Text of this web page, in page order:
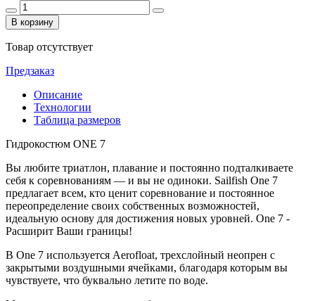
В корзину
Товар отсутствует
Предзаказ
Описание
Технологии
Таблица размеров
Гидрокостюм ONE 7
Вы любите триатлон, плавание и постоянно подталкиваете
себя к соревнованиям — и вы не одиноки. Sailfish One 7
предлагает всем, кто ценит соревнование и постоянное
переопределение своих собственных возможностей,
идеальную основу для достижения новых уровней. One 7 -
Расширит Ваши границы!
В One 7 используется Aerofloat, трехслойный неопрен с
закрытыми воздушными ячейками, благодаря которым вы
чувствуете, что буквально летите по воде.